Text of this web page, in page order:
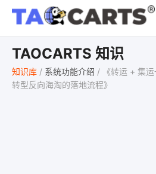
TAOCARTS 知识
知识库 / 系统功能介绍 /
《转运 + 集
转型反向海淘的落地流程》